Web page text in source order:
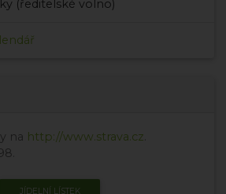
(ředitelské volno)
na http://www.strava.cz
JÍDELNÍ LÍSTEK